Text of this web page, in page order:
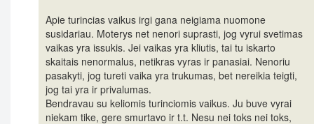
Apie turincias vaikus irgi gana neigiama nuomone
susidariau. Moterys net nenori suprasti, jog vyrui svetimas
vaikas yra issukis. Jei vaikas yra kliutis, tai tu iskarto
skaitais nenormalus, netikras vyras ir panasiai. Nenoriu
pasakyti, jog tureti vaika yra trukumas, bet nereikia teigti,
jog tai yra ir privalumas.
Bendravau su keliomis turinciomis vaikus. Ju buve vyrai
niekam tike, gere smurtavo ir t.t. Nesu nei toks nei toks,